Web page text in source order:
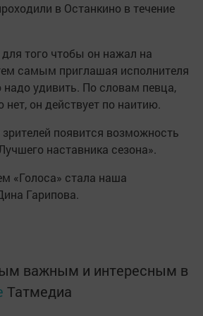
в Останкино в течение
того чтобы он нажал на
самым приглашая исполнителя
надо удивить. По словам певца,
нет, он действует по наитию.
появится возможность
наставника сезона».
«Голоса» стала наша
Гарипова.
важным и интересным в
Татмедиа